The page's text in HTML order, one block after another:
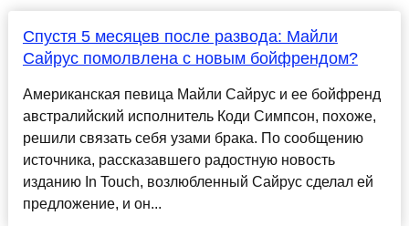
Спустя 5 месяцев после развода: Майли
Сайрус помолвлена с новым бойфрендом?
Американская певица Майли Сайрус и ее бойфренд
австралийский исполнитель Коди Симпсон, похоже,
решили связать себя узами брака. По сообщению
источника, рассказавшего радостную новость
изданию In Touch, возлюбленный Сайрус сделал ей
предложение, и он...